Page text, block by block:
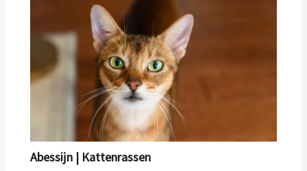
Abessijn | Kattenrassen